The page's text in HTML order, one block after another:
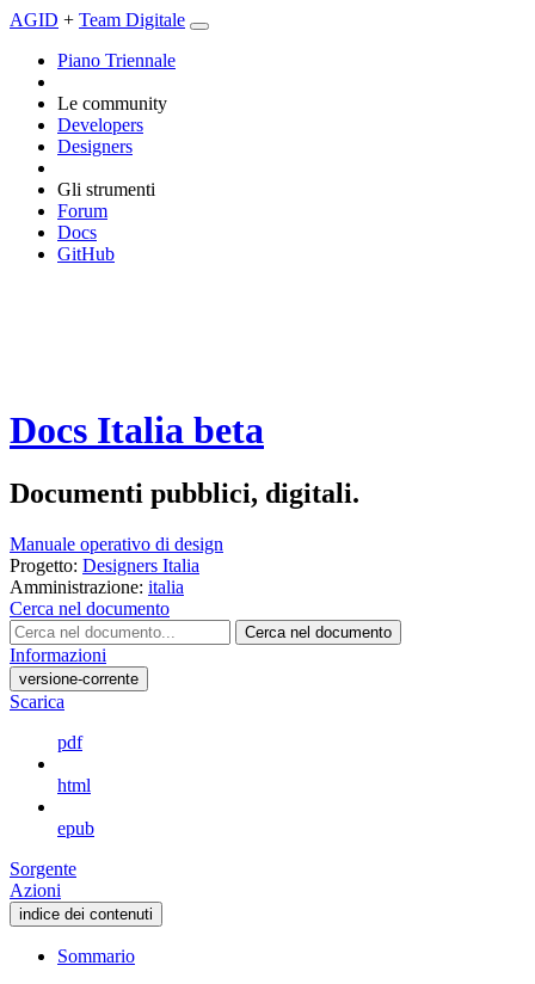
AGID + Team Digitale
Piano Triennale
Le community
Developers
Designers
Gli strumenti
Forum
Docs
GitHub
Docs Italia beta
Documenti pubblici, digitali.
Manuale operativo di design
Progetto: Designers Italia
Amministrazione: italia
Cerca nel documento
Cerca nel documento
Informazioni
versione-corrente
Scarica
pdf
html
epub
Sorgente
Azioni
indice dei contenuti
Sommario